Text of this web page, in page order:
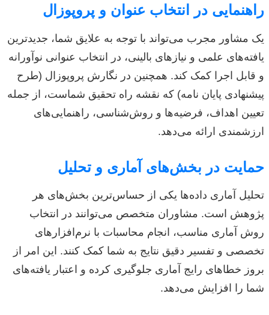
راهنمایی در انتخاب عنوان و پروپوزال
یک مشاور مجرب می‌تواند با توجه به علایق شما، جدیدترین
یافته‌های علمی و نیازهای بالینی، در انتخاب عنوانی نوآورانه
و قابل اجرا کمک کند. همچنین در نگارش پروپوزال (طرح
پیشنهادی پایان نامه) که نقشه راه تحقیق شماست، از جمله
تعیین اهداف، فرضیه‌ها و روش‌شناسی، راهنمایی‌های
ارزشمندی ارائه می‌دهد.
حمایت در بخش‌های آماری و تحلیل
تحلیل آماری داده‌ها یکی از حساس‌ترین بخش‌های هر
پژوهش است. مشاوران متخصص می‌توانند در انتخاب
روش آماری مناسب، انجام محاسبات با نرم‌افزارهای
تخصصی و تفسیر دقیق نتایج به شما کمک کنند. این امر از
بروز خطاهای رایج آماری جلوگیری کرده و اعتبار یافته‌های
شما را افزایش می‌دهد.